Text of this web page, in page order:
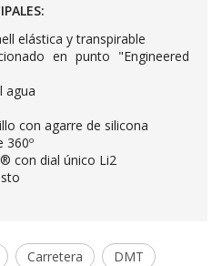
elástica y transpirable
en punto "Engineered
agua
con agarre de silicona
360º
con dial único Li2
Carretera DMT